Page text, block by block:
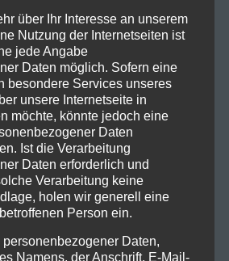
über Ihr Interesse an unserem
Nutzung der Internetseiten ist
jede Angabe
Daten möglich. Sofern eine
besondere Services unseres
unsere Internetseite in
möchte, könnte jedoch eine
Daten
Ist die Verarbeitung
Daten erforderlich und
Verarbeitung keine
holen wir generell eine
Person ein.
Daten,
Namens, der Anschrift, E-Mail-